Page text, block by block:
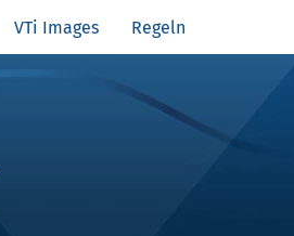
VTi Images Regeln